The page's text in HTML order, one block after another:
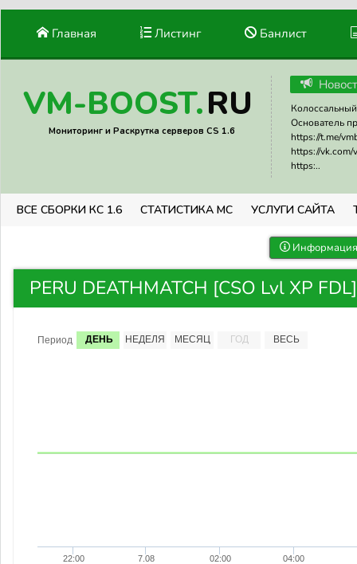
Главная Листинг Банлист
VM-BOOST.RU
Мониторинг и Раскрутка серверов CS 1.6
Основатель
https://t.me/
https://vk.com/
https:..
ВСЕ СБОРКИ КС 1.6 СТАТИСТИКА МС УСЛУГИ САЙТА
PERU DEATHMATCH [CSO Lvl XP
Период ДЕНЬ НЕДЕЛЯ МЕСЯЦ ГОД ВЕСЬ
22:00 7.08 02:00 04:00